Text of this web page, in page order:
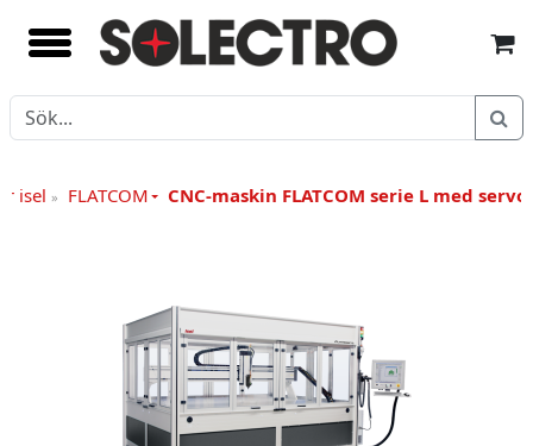
isel » FLATCOM CNC-maskin FLATCOM serie L med